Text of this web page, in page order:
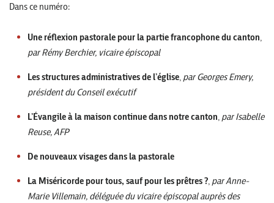
Dans ce numéro:
Une réflexion pastorale pour la partie francophone du canton,
par Rémy Berchier, vicaire épiscopal
Les structures administratives de l’église, par Georges Emery,
président du Conseil exécutif
L’Évangile à la maison continue dans notre canton, par Isabelle
Reuse, AFP
De nouveaux visages dans la pastorale
La Miséricorde pour tous, sauf pour les prêtres ?, par Anne-
Marie Villemain, déléguée du vicaireépiscopal auprès des